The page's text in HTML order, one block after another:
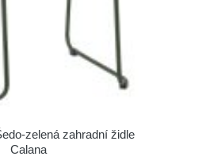
zelená zahradní židle
Calana